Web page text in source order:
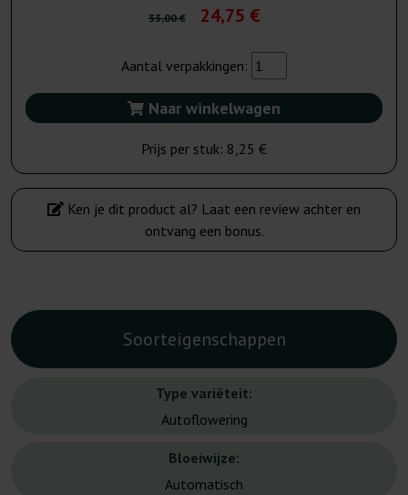
33,00 € 24,75 €
Aantal verpakkingen:
Naar winkelwagen
Prijs per stuk: 8,25 €
Ken je dit product al? Laat een review achter en
ontvang een bonus.
Soorteigenschappen
Type variëteit:
Autoflowering
Bloeiwijze:
Automatisch